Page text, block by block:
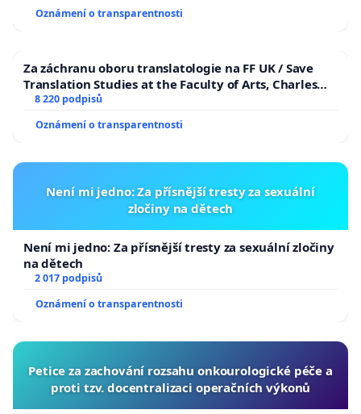
republiky
Oznámení o transparentnosti
Za záchranu oboru translatologie na FF UK / Save
Translation Studies at the Faculty of Arts, Charles
University
8 220 podpisů
Oznámení o transparentnosti
Není mi jedno: Za přísnější tresty za sexuální
zločiny na dětech
Není mi jedno: Za přísnější tresty za sexuální zločiny
na dětech
2 017 podpisů
Oznámení o transparentnosti
Petice za zachování rozsahu onkourologické péče a
proti tzv. docentralizaci operačních výkonů